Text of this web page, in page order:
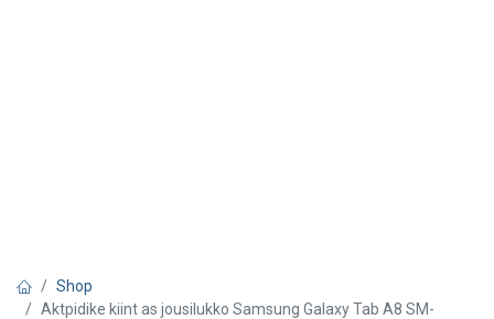
Shop
Aktpidike kiint as jousilukko Samsung Galaxy Tab A8 SM-